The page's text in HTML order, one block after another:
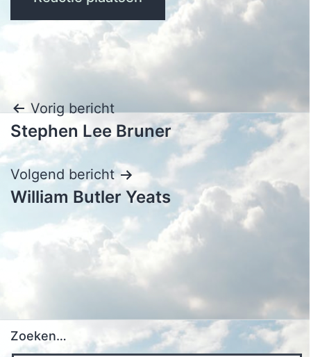
Bericht
navigatie
Vorig bericht
Stephen Lee Bruner
Volgend bericht
William Butler Yeats
Zoeken…